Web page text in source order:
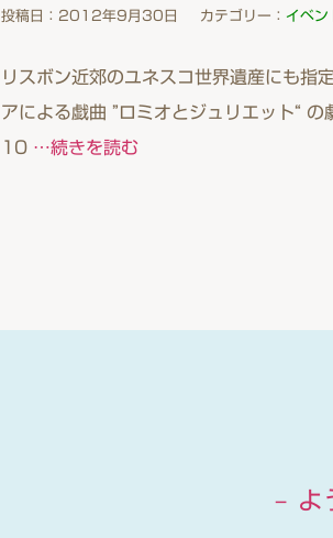
投稿日：2012年9月30日 カテゴリー： イベン
リスボン近郊のユネスコ世界遺産にも指
アによる戯曲 ”ロミオとジュリエット“
10 …続きを読む
– よ